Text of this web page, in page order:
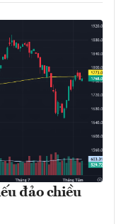
đảo chiều